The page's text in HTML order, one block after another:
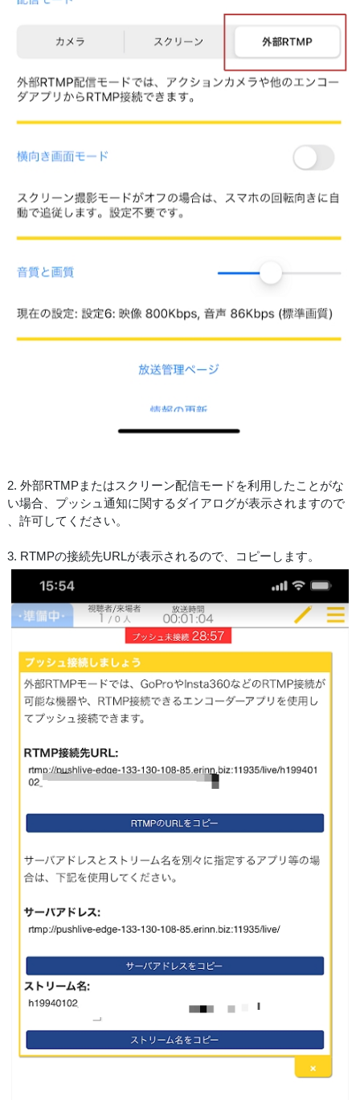
2. 外部RTMPまたはスクリーン配信モードを利用したことがな
い場合、プッシュ通知に関するダイアログが表示されますので
、許可してください。
3. RTMPの接続先URLが表示されるので、コピーします。